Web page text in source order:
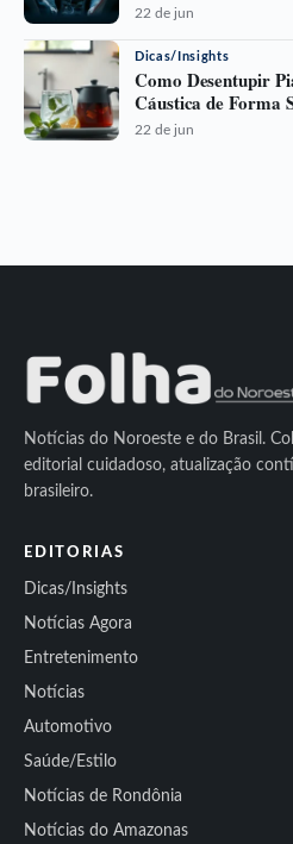
22 de jun
Dicas/Insights
Como Desentupir
Cáustica de Forma
22 de jun
Notícias do Noroeste e do Brasil.
editorial cuidadoso, atualização
brasileiro.
EDITORIAS
Dicas/Insights
Notícias Agora
Entretenimento
Notícias
Automotivo
Saúde/Estilo
Notícias de Rondônia
Notícias do Amazonas